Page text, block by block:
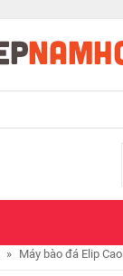
» Máy bào đá Elip